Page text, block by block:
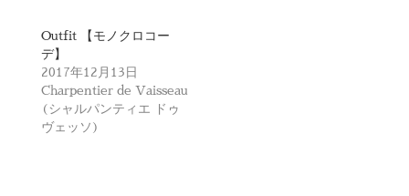
い
ン
ド
ウ
で
開
き
し
だ
さ
い
(
Outfit 【モノクロコー
デ】
2017年12月13日
Charpentier de Vaisseau
(シャルパンティエ ドゥ
ヴェッソ)